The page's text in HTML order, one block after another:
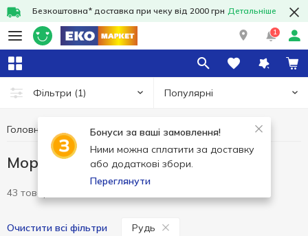
Безкоштовна* доставка при чеку від 2000 грн Детальніше
1
Фільтри (1) Популярні
Бонуси за ваші замовлення!
Ними можна сплатити за доставку
або додаткові збори.
Переглянути
Головна Заморозка Морозиво Морозиво Рудь
Морозиво Рудь
43 товари
Очистити всі фільтри Рудь